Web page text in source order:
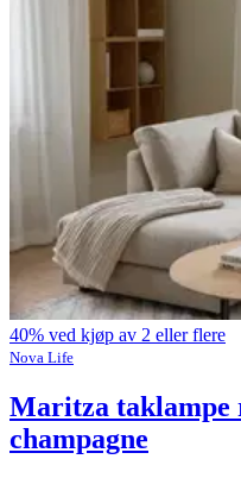
40% ved kjøp av 2 eller flere
Nova Life
Maritza taklampe
champagne